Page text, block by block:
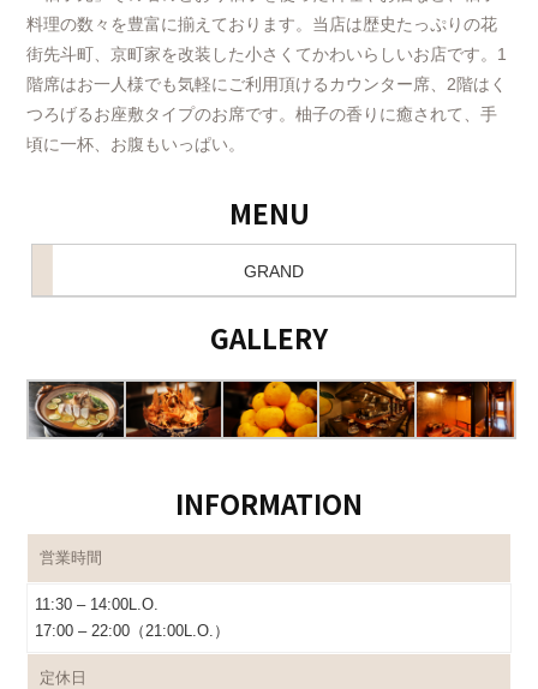
料理の数々を豊富に揃えております。当店は歴史たっぷりの花
街先斗町、京町家を改装した小さくてかわいらしいお店です。1
階席はお一人様でも気軽にご利用頂けるカウンター席、2階はく
つろげるお座敷タイプのお席です。柚子の香りに癒されて、手
頃に一杯、お腹もいっぱい。
MENU
GRAND
GALLERY
INFORMATION
営業時間
11:30 – 14:00L.O.
17:00 – 22:00（21:00L.O.）
定休日